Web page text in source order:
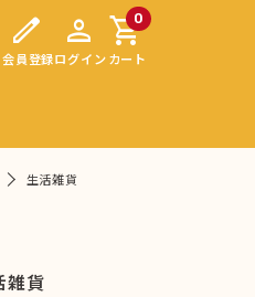
edit
会員登録
person
ログイン
0
shopping_cart
カート
生活雑貨
雑貨